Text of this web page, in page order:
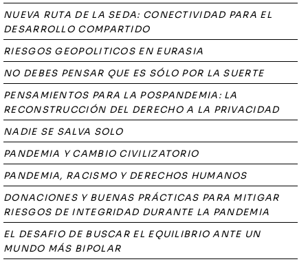
NUEVA RUTA DE LA SEDA: CONECTIVIDAD PARA EL
DESARROLLO COMPARTIDO
RIESGOS GEOPOLITICOS EN EURASIA
NO DEBES PENSAR QUE ES SÓLO POR LA SUERTE
PENSAMIENTOS PARA LA POSPANDEMIA: LA
RECONSTRUCCIÓN DEL DERECHO A LA PRIVACIDAD
NADIE SE SALVA SOLO
PANDEMIA Y CAMBIO CIVILIZATORIO
PANDEMIA, RACISMO Y DERECHOS HUMANOS
DONACIONES Y BUENAS PRÁCTICAS PARA MITIGAR
RIESGOS DE INTEGRIDAD DURANTE LA PANDEMIA
EL DESAFIO DE BUSCAR EL EQUILIBRIO ANTE UN
MUNDO MÁS BIPOLAR